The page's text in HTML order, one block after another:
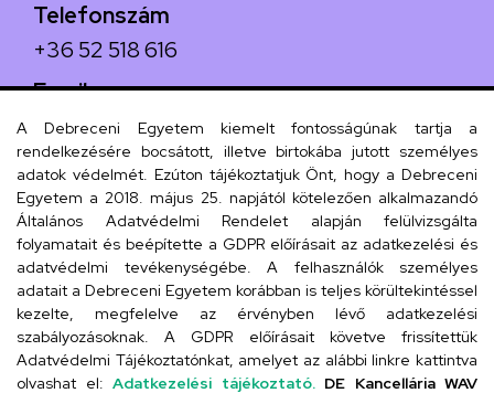
Telefonszám
+36 52 518 616
Email
iskola@kossuth-alt.unideb.hu
Cím
4024 Debrecen, Kossuth utca 33.
Szervezeti telefonkönyv
A Debreceni Egyetem kiemelt fontosságúnak tartja a
rendelkezésére bocsátott, illetve birtokába jutott személyes
adatok védelmét. Ezúton tájékoztatjuk Önt, hogy a Debreceni
Egyetem a 2018. május 25. napjától kötelezően alkalmazandó
Általános Adatvédelmi Rendelet alapján felülvizsgálta
folyamatait és beépítette a GDPR előírásait az adatkezelési és
adatvédelmi tevékenységébe. A felhasználók személyes
adatait a Debreceni Egyetem korábban is teljes körültekintéssel
kezelte, megfelelve az érvényben lévő adatkezelési
szabályozásoknak. A GDPR előírásait követve frissítettük
Adatvédelmi Tájékoztatónkat, amelyet az alábbi linkre kattintva
olvashat el: Adatkezelési tájékoztató. DE Kancellária WAV